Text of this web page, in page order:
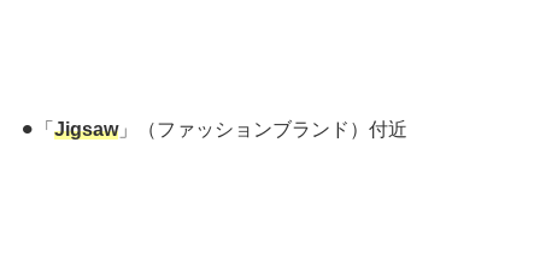
⚫︎「 Jigsaw」（ファッションブランド）付近